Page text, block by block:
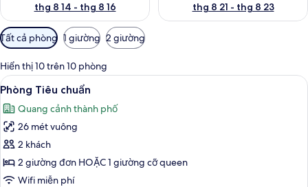
thg 8 14 - thg 8 16
thg 8 21 - thg 8 23
Bộ
lọc
có
thể
dùng
để
lọc
tìm
phòng
Tất cả phòng 1 giường 2 giường
Hiển thị 10 trên 10 phòng
Xem
tất
cả
ảnh
Phòng
Tiêu
chuẩn
Phòng Tiêu chuẩn | Bộ đồ giường
3
Phòng Tiêu chuẩn
Quang cảnh thành phố
26 mét vuông
2 khách
2 giường đơn HOẶC 1 giường cỡ queen
Wifi miễn phí